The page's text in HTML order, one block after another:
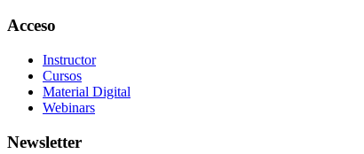
Acceso
Instructor
Cursos
Material Digital
Webinars
Newsletter